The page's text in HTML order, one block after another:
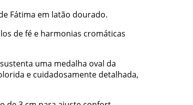
Fátima em latão dourado.
de fé e harmonias cromáticas
uma medalha oval da
e cuidadosamente detalhada,